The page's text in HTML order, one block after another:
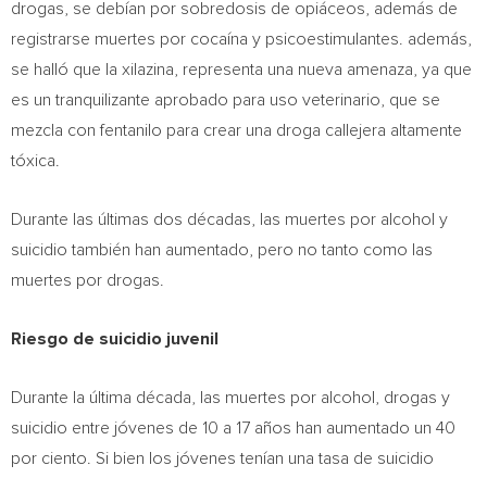
drogas, se debían por sobredosis de opiáceos, además de
registrarse muertes por cocaína y psicoestimulantes. además,
se halló que la xilazina, representa una nueva amenaza, ya que
es un tranquilizante aprobado para uso veterinario, que se
mezcla con fentanilo para crear una droga callejera altamente
tóxica.
Durante las últimas dos décadas, las muertes por alcohol y
suicidio también han aumentado, pero no tanto como las
muertes por drogas.
Riesgo de suicidio juvenil
Durante la última década, las muertes por alcohol, drogas y
suicidio entre jóvenes de 10 a 17 años han aumentado un 40
por ciento. Si bien los jóvenes tenían una tasa de suicidio